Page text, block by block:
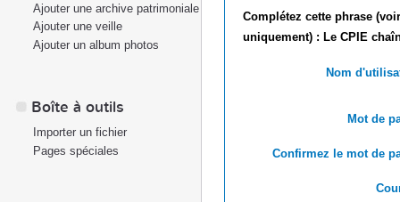
Complétez cette phrase
uniquement) : Le CPIE
Nom
Mot de
Confirmez le mot de
Ajouter une archive patrimoniale
Ajouter une veille
Ajouter un album photos
Boîte à outils
Importer un fichier
Pages spéciales